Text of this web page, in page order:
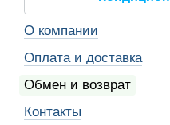
О компании
Оплата и доставка
Обмен и возврат
Контакты